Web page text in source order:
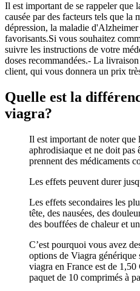
Il est important de se rappeler que
causée par des facteurs tels que la
dépression, la maladie
favorisants.Si vous souhaitez
suivre les instructions de votre
doses recommandées.- La
client, qui vous donnera un prix
Quelle est la
viagra?
Il est important de noter que
aphrodisiaque et ne doit pas
prennent des médicaments
Les effets peuvent durer
Les effets secondaires les
tête, des nausées, des
des bouffées de chaleur et
C’est pourquoi vous avez
options de Viagra
viagra en France est de
paquet de 10 comprimés à